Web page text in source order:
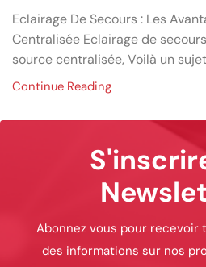
Eclairage De Secours : Les
Centralisée Eclairage de
source centralisée, Voilà un
Continue Reading
Abonnez vous pour recevoir
des informations sur nos